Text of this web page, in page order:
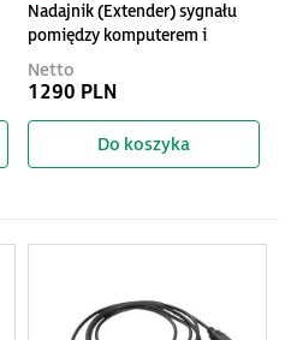
Nadajnik (Extender) sygnału
pomiędzy komputerem i
monitorem, zasięg 100 metrów
po RJ45
Netto
1290 PLN
Do koszyka